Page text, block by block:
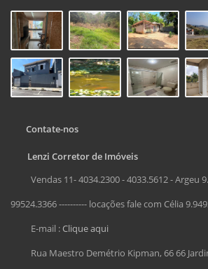
Contate-nos
Lenzi Corretor de Imóveis
Vendas 11- 4034.2300 - 4033.5612 - Argeu
99524.3366 ---------- locações fale com Célia
E-mail :Clique aqui
Rua Maestro Demétrio Kipman, 66 66